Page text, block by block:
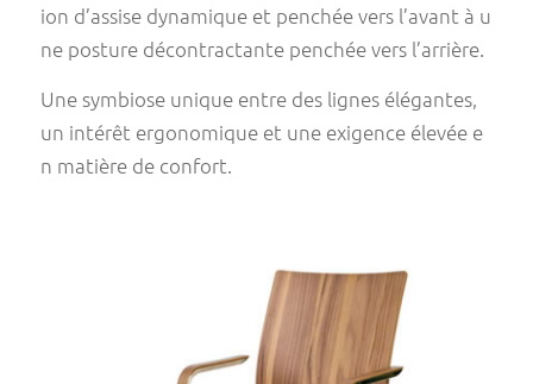
ion d’assise dynamique et penchée vers l’avant à u
ne posture décontractante penchée vers l’arrière.
Une symbiose unique entre des lignes élégantes,
un intérêt ergonomique et une exigence élevée e
n matière de confort.